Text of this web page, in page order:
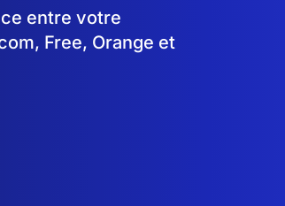
entre votre
Free, Orange et